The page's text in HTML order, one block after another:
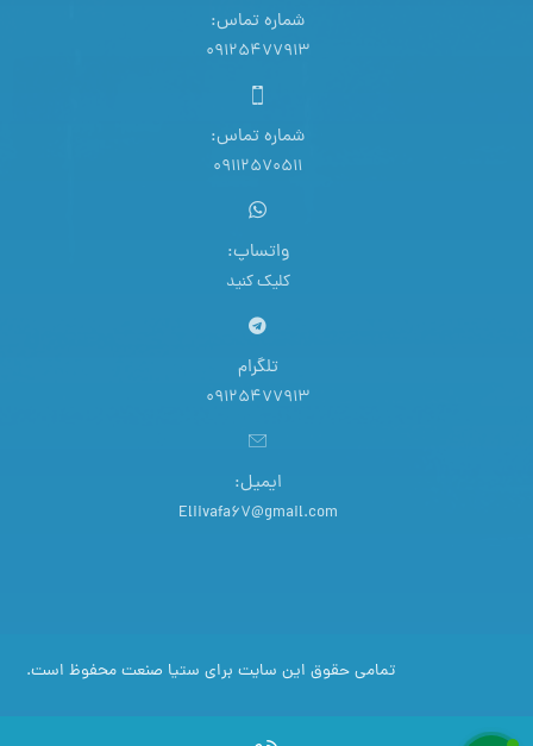
شماره تماس:
09125477913
شماره تماس:
09112570511
واتساپ:
کلیک کنید
تلگرام
09125477913
ایمیل:
Eliivafa67@gmail.com
تمامی حقوق این سایت برای ستیا صنعت محفوظ است.